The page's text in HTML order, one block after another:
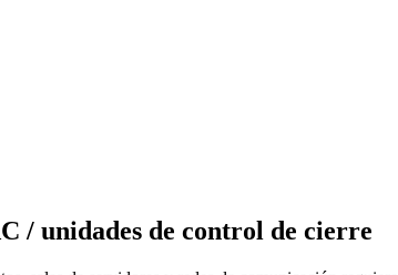
/ unidades de control de cierre